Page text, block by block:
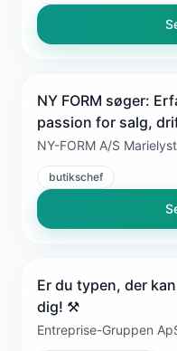
NY FORM søger:
passion for salg,
NY-FORM A/S
butikschef
Er du typen, der
dig! ⚒️
Entreprise-Gruppen